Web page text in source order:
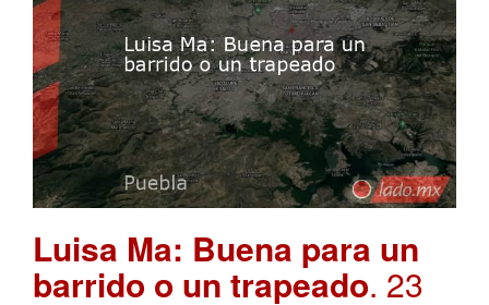
Luisa Ma: Buena para un
barrido o un trapeado. 23